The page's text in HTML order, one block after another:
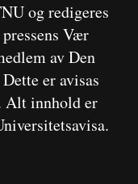
og redigeres
Vær
av Den
er avisas
Alt innhold er